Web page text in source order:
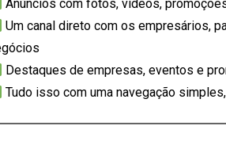
Anúncios com fotos, vídeos,
Um canal direto com os empresários,
Destaques de empresas, eventos e
Tudo isso com uma navegação